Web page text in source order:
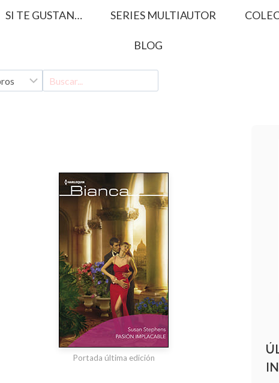
SI TE GUSTAN… SERIES MULTIAUTOR
BLOG
Portada última edición